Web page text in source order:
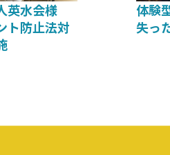
英水会様
ト防止法対
体験
失っ